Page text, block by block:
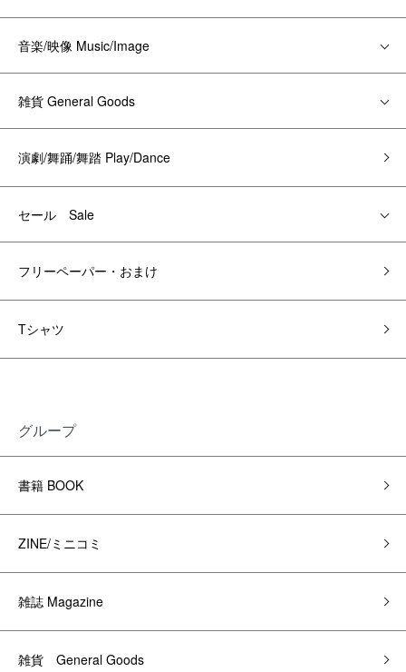
音楽/映像 Music/Image
雑貨 General Goods
演劇/舞踊/舞踏 Play/Dance
セール Sale
フリーペーパー・おまけ
Tシャツ
グループ
書籍 BOOK
ZINE/ミニコミ
雑誌 Magazine
雑貨 General Goods